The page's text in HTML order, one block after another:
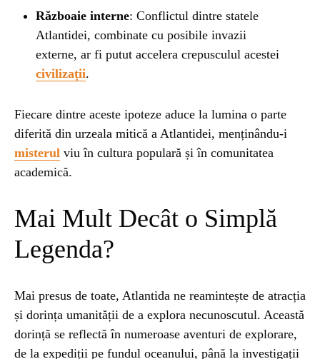
Războaie interne: Conflictul dintre statele
Atlantidei, combinate cu posibile invazii
externe, ar fi putut accelera crepusculul acestei
civilizații.
Fiecare dintre aceste ipoteze aduce la lumina o parte
diferită din urzeala mitică a Atlantidei, menținându-i
misterul viu în cultura populară și în comunitatea
academică.
Mai Mult Decât o Simplă
Legenda?
Mai presus de toate, Atlantida ne reamintește de atracția
și dorința umanității de a explora necunoscutul. Această
dorință se reflectă în numeroase aventuri de explorare,
de la expediții pe fundul oceanului, până la investigații